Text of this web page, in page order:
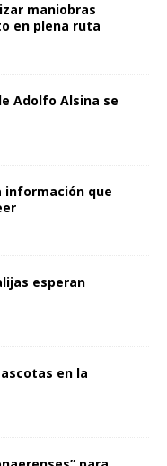
maniobras
en plena ruta
Adolfo Alsina se
información que
esperan
en la